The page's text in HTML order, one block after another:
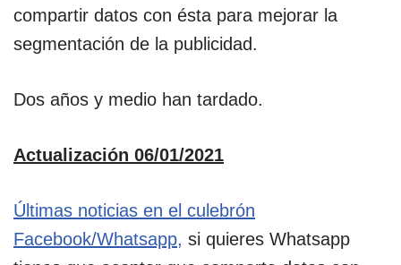
compartir datos con ésta para mejorar la
segmentación de la publicidad.
Dos años y medio han tardado.
Actualización 06/01/2021
Últimas noticias en el culebrón
Facebook/Whatsapp, si quieres Whatsapp